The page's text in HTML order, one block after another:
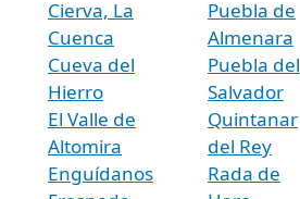
Cierva, La
Cuenca
Cueva del
Hierro
El Valle de
Altomira
Enguídanos
Puebla de
Almenara
Puebla del
Salvador
Quintanar
del Rey
Rada de